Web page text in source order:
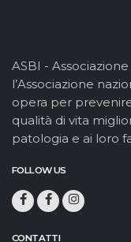
ASBI -
l’Associazione
opera per
qualità di vita
patologia e ai loro
FOLLOW US
CONTATTI